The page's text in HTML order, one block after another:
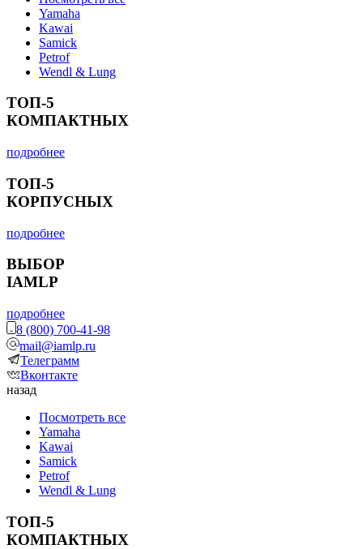
Yamaha
Kawai
Samick
Petrof
Wendl & Lung
ТОП-5
КОМПАКТНЫХ
подробнее
ТОП-5
КОРПУСНЫХ
подробнее
ВЫБОР
IAMLP
подробнее
8 (800) 700-41-98
mail@iamlp.ru
Телеграмм
Вконтакте
назад
Посмотреть все
Yamaha
Kawai
Samick
Petrof
Wendl & Lung
ТОП-5
КОМПАКТНЫХ